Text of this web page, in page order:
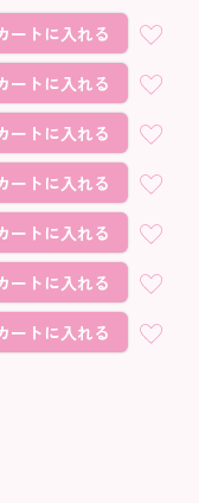
ートに入れる
ートに入れる
ートに入れる
ートに入れる
ートに入れる
ートに入れる
ートに入れる